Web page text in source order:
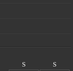
S
S